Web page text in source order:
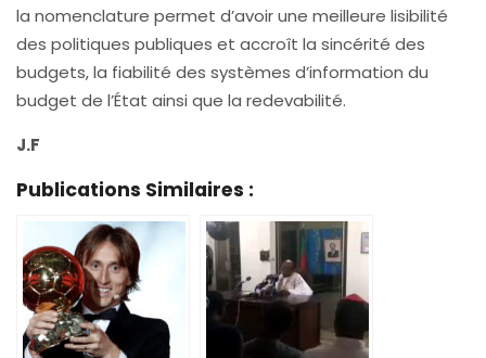
la nomenclature permet d’avoir une meilleure lisibilité
des politiques publiques et accroît la sincérité des
budgets, la fiabilité des systèmes d’information du
budget de l’État ainsi que la redevabilité.
J.F
Publications Similaires :